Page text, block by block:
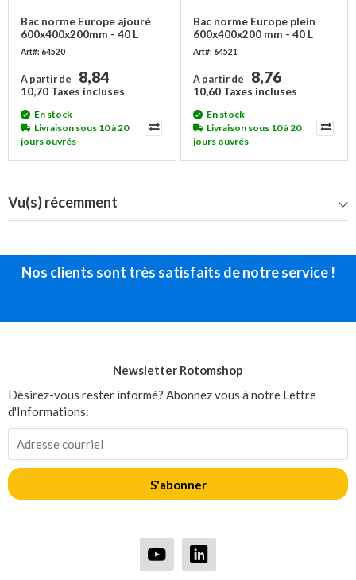
Bac norme Europe ajouré
600x400x200mm - 40 L
Art#: 64520
A partir de 8,84
10,70 Taxes incluses
En stock
Livraison sous 10 à 20
jours ouvrés
Bac norme Europe plein
600x400x200 mm - 40 L
Art#: 64521
A partir de 8,76
10,60 Taxes incluses
En stock
Livraison sous 10 à 20
jours ouvrés
Vu(s) récemment
Nos clients sont très satisfaits de notre service !
Newsletter Rotomshop
Désirez-vous rester informé? Abonnez vous à notre Lettre
d'Informations:
S'abonner